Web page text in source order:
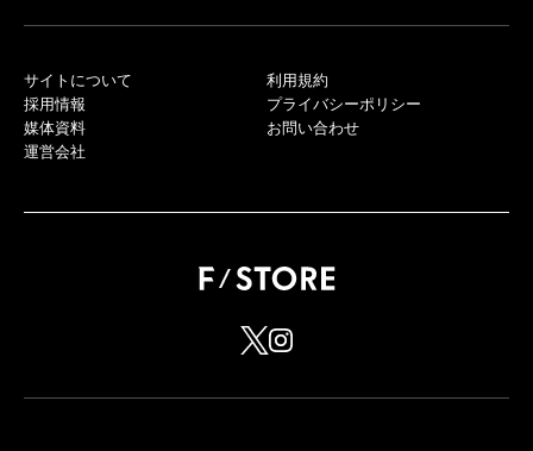
サイトについて
採用情報
媒体資料
運営会社
利用規約
プライバシーポリシー
お問い合わせ